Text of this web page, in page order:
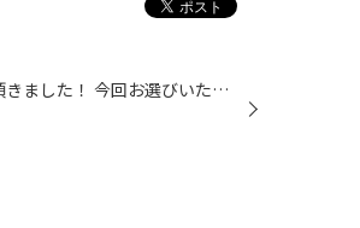
本日は！ 150プラドにショックとホイール交換を させて頂きました！ 今回お選びいただいたモデルは ビルシュタインB6 Cリングで車高調整可能なモデルで 今回は前下がりを修正の為、 一番高い位置でお取り付けさせて頂きました。 ホイールも人気のデルタフォースオーバル カラーはマットスモークポリ...